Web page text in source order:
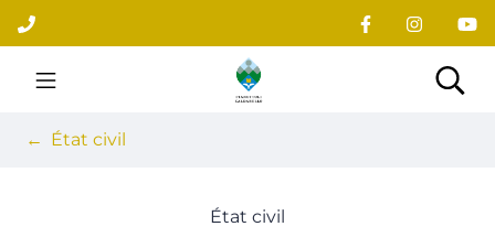
Aller
au
contenu
Site officiel du village
État civil
État civil